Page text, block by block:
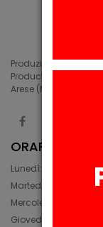
Produzione di
Production of
Arese (MI) since 1975.
ORARIO
Lunedì: 08:30 - 12:30,
Martedì: 08:30 -
Mercoledì: 08:30 -
Giovedì: 09:30 - 12:30,